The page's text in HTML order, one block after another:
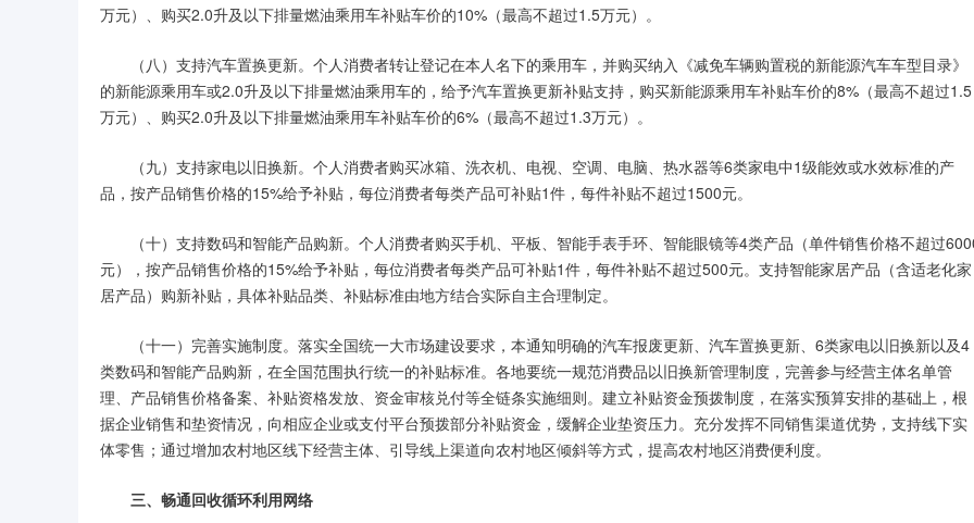
万元）、购买2.0升及以下排量燃油乘用车补贴车价的10%（最高不超过1.5万元）。
（八）支持汽车置换更新。个人消费者转让登记在本人名下的乘用车，并购买纳入《减免车辆购置税的新能源汽车车型目录》
的新能源乘用车或2.0升及以下排量燃油乘用车的，给予汽车置换更新补贴支持，购买新能源乘用车补贴车价的8%（最高不超过1.5
万元）、购买2.0升及以下排量燃油乘用车补贴车价的6%（最高不超过1.3万元）。
（九）支持家电以旧换新。个人消费者购买冰箱、洗衣机、电视、空调、电脑、热水器等6类家电中1级能效或水效标准的产
品，按产品销售价格的15%给予补贴，每位消费者每类产品可补贴1件，每件补贴不超过1500元。
（十）支持数码和智能产品购新。个人消费者购买手机、平板、智能手表手环、智能眼镜等4类产品（单件销售价格不超过
元），按产品销售价格的15%给予补贴，每位消费者每类产品可补贴1件，每件补贴不超过500元。支持智能家居产品（含适老化家
居产品）购新补贴，具体补贴品类、补贴标准由地方结合实际自主合理制定。
（十一）完善实施制度。落实全国统一大市场建设要求，本通知明确的汽车报废更新、汽车置换更新、6类家电以旧换新以及4
类数码和智能产品购新，在全国范围执行统一的补贴标准。各地要统一规范消费品以旧换新管理制度，完善参与经营主体名单管
理、产品销售价格备案、补贴资格发放、资金审核兑付等全链条实施细则。建立补贴资金预拨制度，在落实预算安排的基础上，根
据企业销售和垫资情况，向相应企业或支付平台预拨部分补贴资金，缓解企业垫资压力。充分发挥不同销售渠道优势，支持线下实
体零售；通过增加农村地区线下经营主体、引导线上渠道向农村地区倾斜等方式，提高农村地区消费便利度。
三、畅通回收循环利用网络